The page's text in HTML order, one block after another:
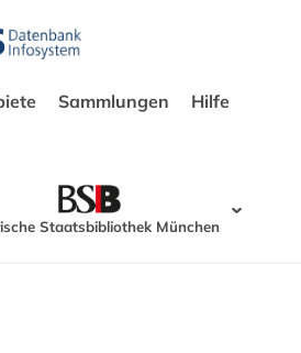
Sammlungen Hilfe
Staatsbibliothek München